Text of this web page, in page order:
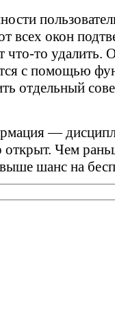
всех окон
что-то удалить.
с помощью
отдельный
—
открыт. Чем
шанс на